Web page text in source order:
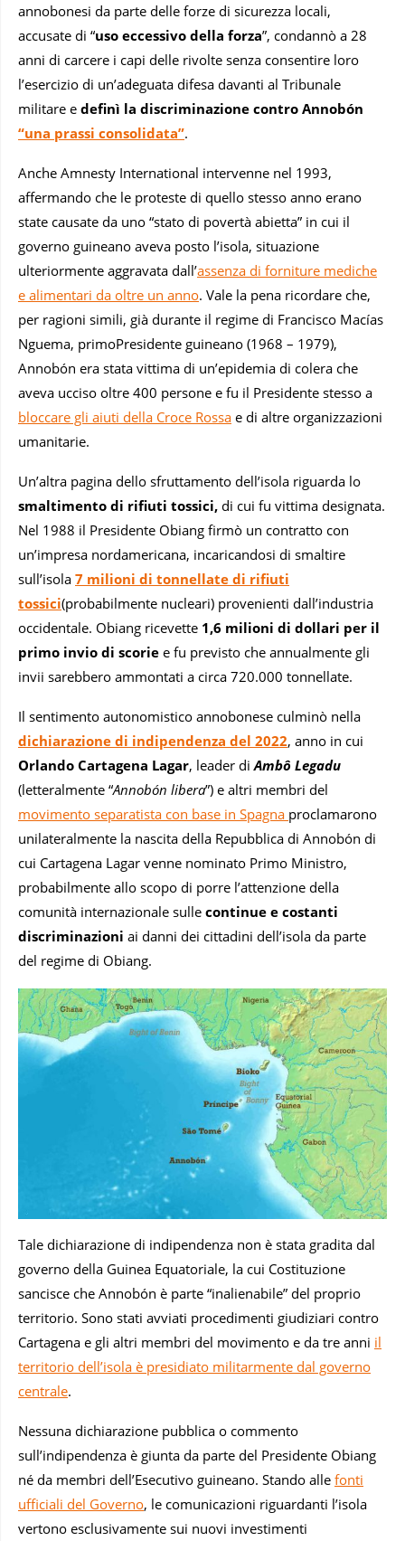
annobonesi da parte delle forze di sicurezza locali,
accusate di “uso eccessivo della forza”, condannò a 28
anni di carcere i capi delle rivolte senza consentire loro
l’esercizio di un’adeguata difesa davanti al Tribunale
militare e definì la discriminazione contro Annobón
“una prassi consolidata”.
Anche Amnesty International intervenne nel 1993,
affermando che le proteste di quello stesso anno erano
state causate da uno “stato di povertà abietta” in cui il
governo guineano aveva posto l’isola, situazione
ulteriormente aggravata dall’assenza di forniture mediche
e alimentari da oltre un anno. Vale la pena ricordare che,
per ragioni simili, già durante il regime di Francisco Macías
Nguema, primoPresidente guineano (1968 – 1979),
Annobón era stata vittima di un’epidemia di colera che
aveva ucciso oltre 400 persone e fu il Presidente stesso a
bloccare gli aiuti della Croce Rossa e di altre organizzazioni
umanitarie.
Un’altra pagina dello sfruttamento dell’isola riguarda lo
smaltimento di rifiuti tossici, di cui fu vittima designata.
Nel 1988 il Presidente Obiang firmò un contratto con
un’impresa nordamericana, incaricandosi di smaltire
sull’isola 7 milioni di tonnellate di rifiuti
tossici(probabilmente nucleari) provenienti dall’industria
occidentale. Obiang ricevette 1,6 milioni di dollari per il
primo invio di scorie e fu previsto che annualmente gli
invii sarebbero ammontati a circa 720.000 tonnellate.
Il sentimento autonomistico annobonese culminò nella
dichiarazione di indipendenza del 2022, anno in cui
Orlando Cartagena Lagar, leader diAmbô Legadu
(letteralmente “Annobón libera”) e altri membri del
movimento separatista con base in Spagna proclamarono
unilateralmente la nascita della Repubblica di Annobón di
cui Cartagena Lagar venne nominato Primo Ministro,
probabilmente allo scopo di porre l’attenzione della
comunità internazionale sulle continue e costanti
discriminazioni ai danni dei cittadini dell’isola da parte
del regime di Obiang.
Tale dichiarazione di indipendenza non è stata gradita dal
governo della Guinea Equatoriale, la cui Costituzione
sancisce che Annobón è parte “inalienabile” del proprio
territorio. Sono stati avviati procedimenti giudiziari contro
Cartagena e gli altri membri del movimento e da tre anni il
territorio dell’isola è presidiato militarmente dal governo
centrale.
Nessuna dichiarazione pubblica o commento
sull’indipendenza è giunta da parte del Presidente Obiang
né da membri dell’Esecutivo guineano. Stando alle fonti
ufficiali del Governo, le comunicazioni riguardanti l’isola
vertono esclusivamente sui nuovi investimenti